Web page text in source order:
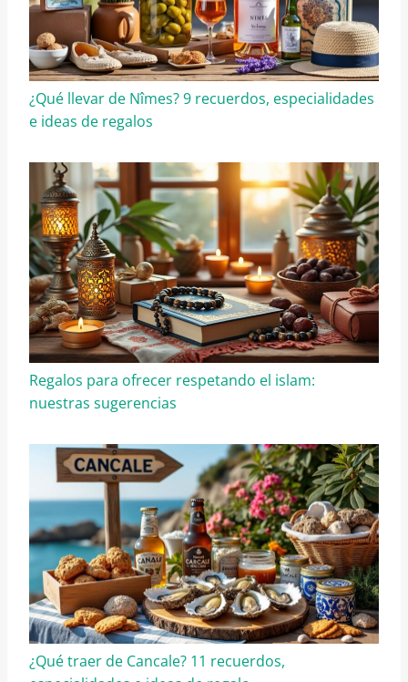
¿Qué llevar de Nîmes? 9 recuerdos, especialidades
e ideas de regalos
Regalos para ofrecer respetando el islam:
nuestras sugerencias
¿Qué traer de Cancale? 11 recuerdos,